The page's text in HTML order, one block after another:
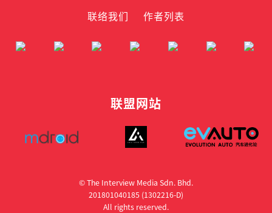
联络我们
作者列表
联盟网站
© The Interview Media Sdn. Bhd.
201801040185 (1302216­-D)
All rights reserved.